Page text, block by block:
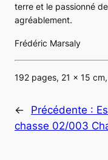
terre et le passionné
agréablement.
Frédéric Marsaly
192 pages, 21 x 15
← Précédente :
chasse 02/003